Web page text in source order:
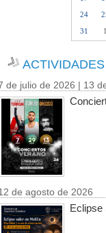
24
31
1
ACTIVIDADES
de julio de 2026 | 13
de agosto de 2026
Eclipse